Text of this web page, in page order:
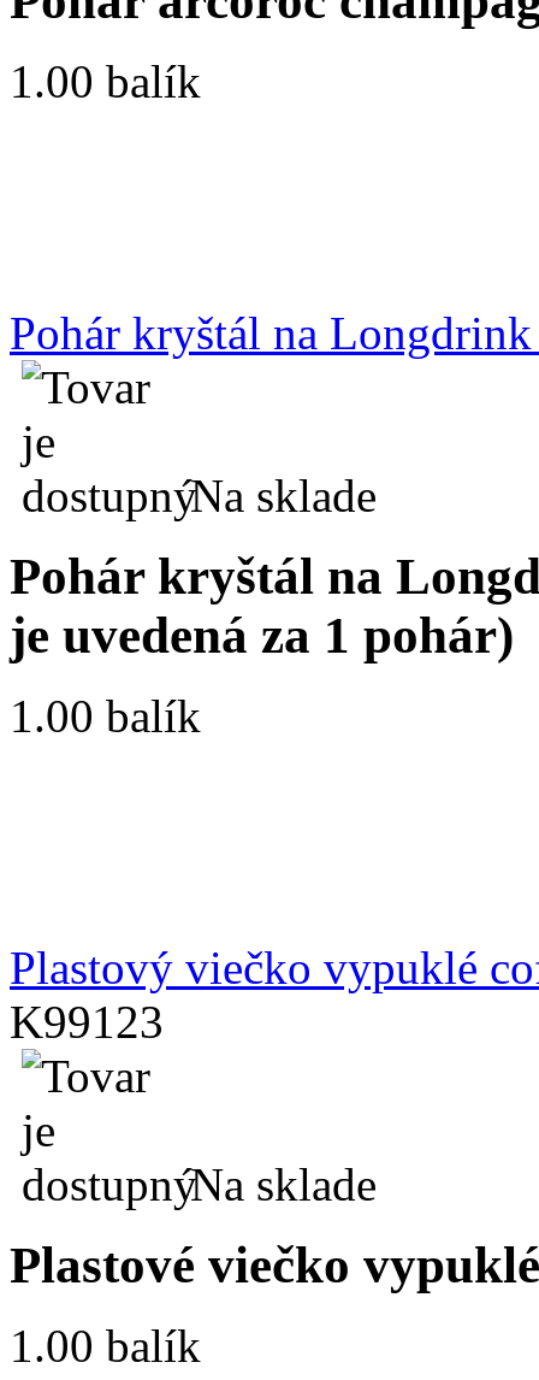
1.00 balík
Pohár kryštál na
Na sklade
Pohár kryštál na
je uvedená za 1 pohár)
1.00 balík
Plastový viečko vypuklé
K99123
Na sklade
Plastové viečko
1.00 balík